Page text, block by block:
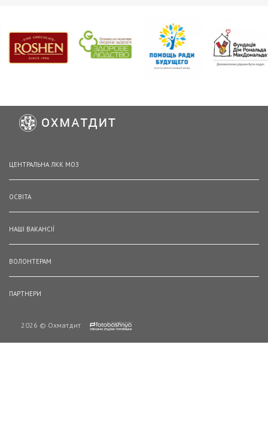
ЦЕНТРАЛЬНА ЛКК МОЗ
ОСВІТА
НАШІ ВАКАНСІЇ
ВОЛОНТЕРАМ
ПАРТНЕРИ
2026 © Охматдит